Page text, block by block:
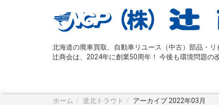
北海道の廃車買取、自動車リユース（中古）部品・
辻󠄀商会は、2024年に創業50周年！ 今後も環境問題の
ホーム 道北トラウト アーカイブ 2022年03月